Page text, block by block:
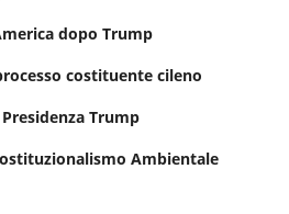
dopo Trump
costituente cileno
Trump
Ambientale